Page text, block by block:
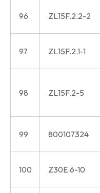
96 ZL15F.2.2-2
97 ZL15F.2.1-1
98 ZL15F.2-5
99 800107324
100 Z30E.6-10